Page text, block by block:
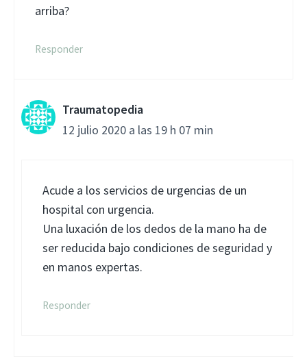
arriba?
Responder
Traumatopedia
12 julio 2020 a las 19 h 07 min
Acude a los servicios de urgencias de un
hospital con urgencia.
Una luxación de los dedos de la mano ha de
ser reducida bajo condiciones de seguridad y
en manos expertas.
Responder